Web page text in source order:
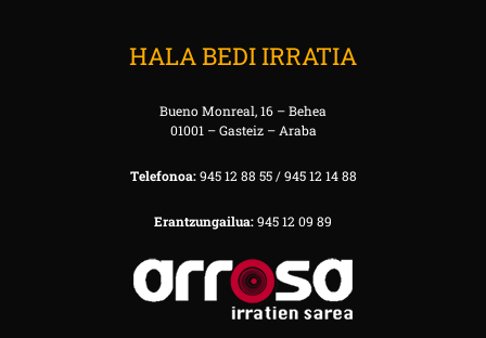
HALA BEDI IRRATIA
Bueno Monreal, 16 – Behea
01001 – Gasteiz – Araba
Telefonoa:945 12 88 55 / 945 12 14 88
Erantzungailua:945 12 09 89